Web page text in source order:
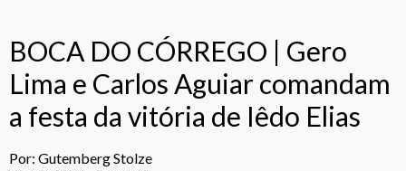
BOCA DO CÓRREGO | Gero
Lima e Carlos Aguiar comandam
a festa da vitória de Iêdo Elias
Por: Gutemberg Stolze